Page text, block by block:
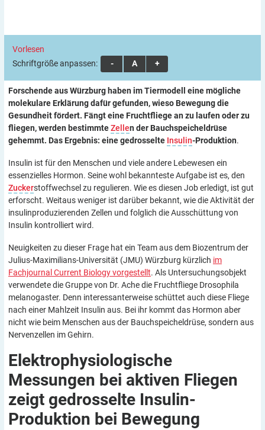
Vorlesen
Schriftgröße anpassen:
A A A
Forschende aus Würzburg haben im Tiermodell eine mögliche
molekulare Erklärung dafür gefunden, wieso Bewegung die
Gesundheit fördert. Fängt eine Fruchtfliege an zu laufen oder zu
fliegen, werden bestimmteZellen der Bauchspeicheldrüse
gehemmt. Das Ergebnis: eine gedrosselte Insulin-Produktion.
Insulin ist für den Menschen und viele andere Lebewesen ein
essenzielles Hormon. Seine wohl bekannteste Aufgabe ist es, den
Zuckerstoffwechsel zu regulieren. Wie es diesen Job erledigt, ist gut
erforscht. Weitaus weniger ist darüber bekannt, wie die Aktivität der
insulinproduzierenden Zellen und folglich die Ausschüttung von
Insulin kontrolliert wird.
Neuigkeiten zu dieser Frage hat ein Team aus dem Biozentrum der
Julius-Maximilians-Universität (JMU) Würzburg kürzlich im
Fachjournal Current Biology vorgestellt. Als Untersuchungsobjekt
verwendete die Gruppe von Dr. Ache die Fruchtfliege Drosophila
melanogaster. Denn interessanterweise schüttet auch diese Fliege
nach einer Mahlzeit Insulin aus. Bei ihr kommt das Hormon aber
nicht wie beim Menschen aus der Bauchspeicheldrüse, sondern aus
Nervenzellen im Gehirn.
Elektrophysiologische
Messungen bei aktiven Fliegen
zeigt gedrosselte Insulin-
Produktion bei Bewegung